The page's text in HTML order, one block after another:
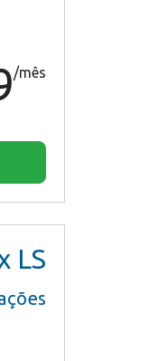
/mês
LS